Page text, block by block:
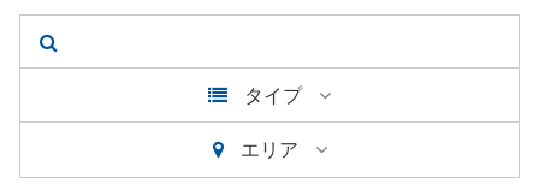
タイプ
エリア